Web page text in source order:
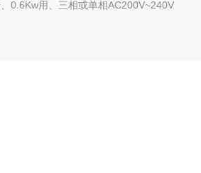
0.6Kw用、三相或单相AC200V~240V